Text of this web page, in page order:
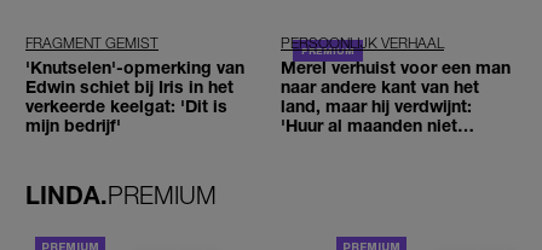
FRAGMENT GEMIST
'Knutselen'-opmerking van
Edwin schiet bij Iris in het
verkeerde keelgat: 'Dit is
mijn bedrijf'
PERSOONLIJK VERHAAL
Merel verhuist voor een man
naar andere kant van het
land, maar hij verdwijnt:
'Huur al maanden niet
LINDA.PREMIUM